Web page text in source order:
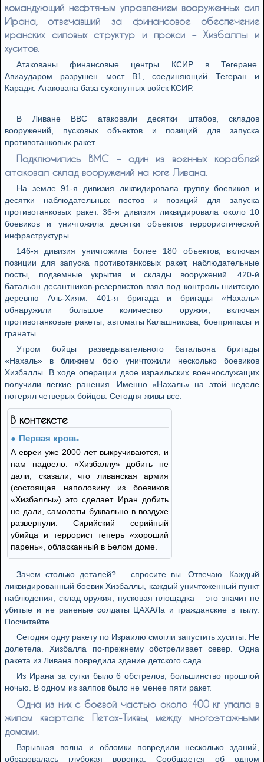
командующий нефтяным управлением вооруженных сил
Ирана, отвечавший за финансовое обеспечение
иранских силовых структур и прокси – Хизбаллы и
хуситов.
Атакованы финансовые центры КСИР в Тегеране.
Авиаударом разрушен мост B1, соединяющий Тегеран и
Карадж. Атакована база сухопутных войск КСИР.
В Ливане ВВС атаковали десятки штабов, складов
вооружений, пусковых объектов и позиций для запуска
противотанковых ракет.
Подключились ВМС – один из военных кораблей
атаковал склад вооружений на юге Ливана.
На земле 91-я дивизия ликвидировала группу боевиков и
десятки наблюдательных постов и позиций для запуска
противотанковых ракет. 36-я дивизия ликвидировала около 10
боевиков и уничтожила десятки объектов террористической
инфраструктуры.
146-я дивизия уничтожила более 180 объектов, включая
позиции для запуска противотанковых ракет, наблюдательные
посты, подземные укрытия и склады вооружений. 420-й
батальон десантников-резервистов взял под контроль шиитскую
деревню Аль-Хиям. 401-я бригада и бригады «Нахаль»
обнаружили большое количество оружия, включая
противотанковые ракеты, автоматы Калашникова, боеприпасы и
гранаты.
Утром бойцы разведывательного батальона бригады
«Нахаль» в ближнем бою уничтожили несколько боевиков
Хизбаллы. В ходе операции двое израильских военнослужащих
получили легкие ранения. Именно «Нахаль» на этой неделе
потерял четверых бойцов. Сегодня живы все.
В контексте
Первая кровь
А евреи уже 2000 лет выкручиваются, и
нам надоело. «Хизбаллу» добить не
дали, сказали, что ливанская армия
(состоящая наполовину из боевиков
«Хизбаллы») это сделает. Иран добить
не дали, самолеты буквально в воздухе
развернули. Сирийский серийный
убийца и террорист теперь «хороший
парень», обласканный в Белом доме.
Зачем столько деталей? – спросите вы. Отвечаю. Каждый
ликвидированный боевик Хизбаллы, каждый уничтоженный пункт
наблюдения, склад оружия, пусковая площадка – это значит не
убитые и не раненые солдаты ЦАХАЛа и гражданские в тылу.
Посчитайте.
Сегодня одну ракету по Израилю смогли запустить хуситы. Не
долетела. Хизбалла по-прежнему обстреливает север. Одна
ракета из Ливана повредила здание детского сада.
Из Ирана за сутки было 6 обстрелов, большинство прошлой
ночью. В одном из залпов было не менее пяти ракет.
Одна из них с боевой частью около 400 кг упала в
жилом квартале Петах-Тиквы, между многоэтажными
домами.
Взрывная волна и обломки повредили несколько зданий,
образовалась глубокая воронка. Сообщается об одном